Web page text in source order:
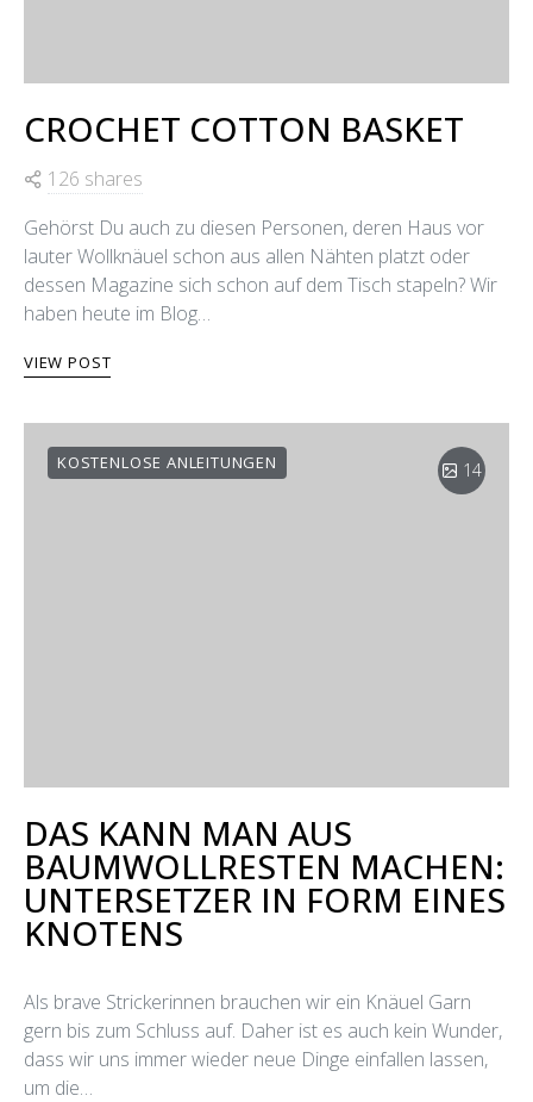
CROCHET COTTON BASKET
126 shares
Gehörst Du auch zu diesen Personen, deren Haus vor
lauter Wollknäuel schon aus allen Nähten platzt oder
dessen Magazine sich schon auf dem Tisch stapeln? Wir
haben heute im Blog…
VIEW POST
KOSTENLOSE ANLEITUNGEN 14
DAS KANN MAN AUS
BAUMWOLLRESTEN MACHEN:
UNTERSETZER IN FORM EINES
KNOTENS
Als brave Strickerinnen brauchen wir ein Knäuel Garn
gern bis zum Schluss auf. Daher ist es auch kein Wunder,
dass wir uns immer wieder neue Dinge einfallen lassen,
um die…